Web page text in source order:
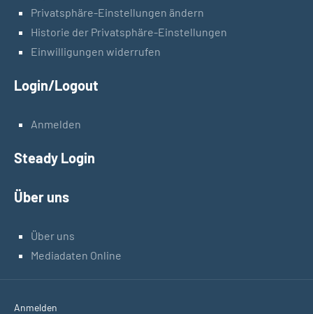
Privatsphäre-Einstellungen ändern
Historie der Privatsphäre-Einstellungen
Einwilligungen widerrufen
Login/Logout
Anmelden
Steady Login
Über uns
Über uns
Mediadaten Online
Anmelden